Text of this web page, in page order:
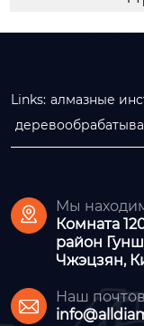
Links: алмазные

Мы
Комната
район
Чжэцзян,

Наш